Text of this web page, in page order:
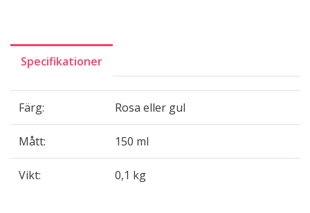
Specifikationer
Färg: Rosa eller gul
Mått: 150 ml
Vikt: 0,1 kg